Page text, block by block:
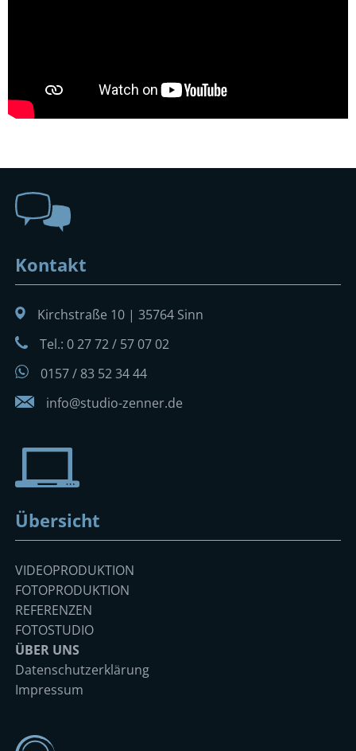
Kontakt
Kirchstraße 10 | 35764 Sinn
Tel.: 0 27 72 / 57 07 02
0157 / 83 52 34 44
info@studio-zenner.de
Übersicht
Navigation
überspringen
VIDEOPRODUKTION
FOTOPRODUKTION
REFERENZEN
FOTOSTUDIO
ÜBER UNS
Datenschutzerklärung
Impressum